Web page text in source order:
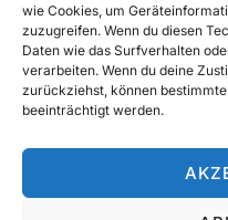
wie Cookies, um
zuzugreifen. Wenn du diesen
Daten wie das Surfverhalten
verarbeiten. Wenn du deine
zurückziehst, können
beeinträchtigt werden.
TOP-PARTNER